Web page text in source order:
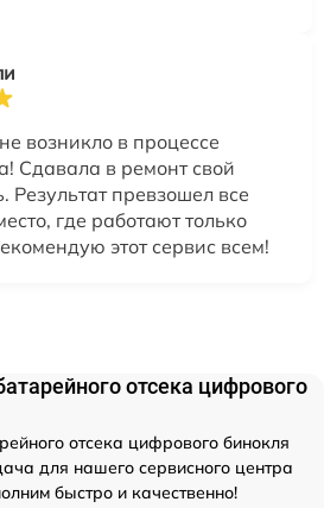
возникло в процессе
Сдавала в ремонт свой
Результат превзошел все
где работают только
этот сервис всем!
отсека цифрового
отсека цифрового бинокля
для нашего сервисного центра
быстро и качественно!